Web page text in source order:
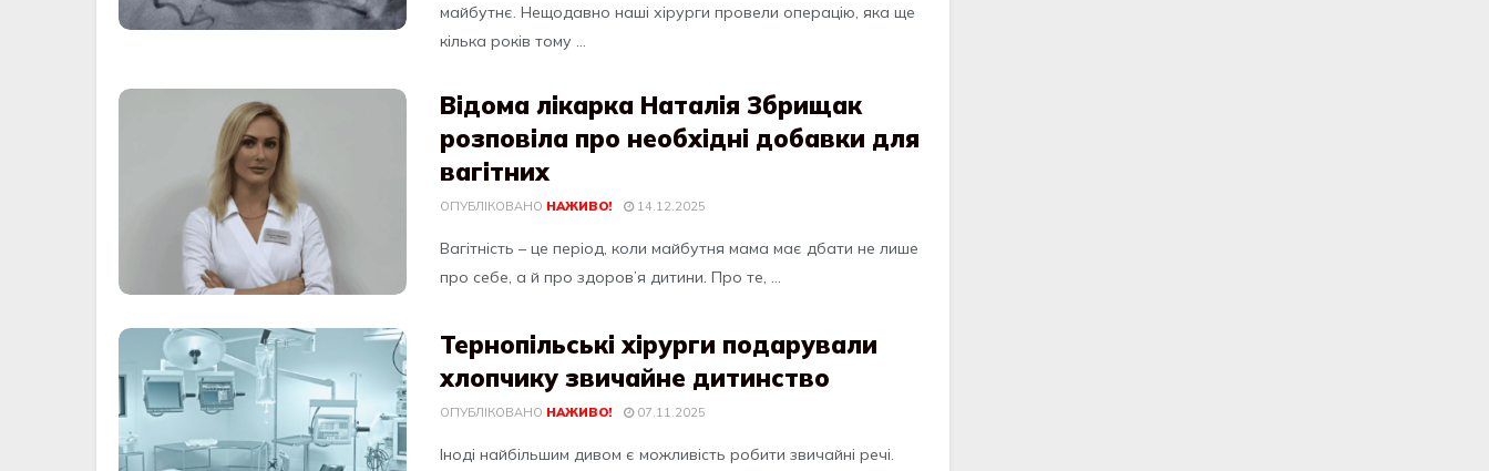
майбутнє. Нещодавно наші хірурги провели операцію, яка ще
кілька років тому ...
Відома лікарка Наталія Збрищак
розповіла про необхідні добавки для
вагітних
ОПУБЛІКОВАНО НАЖИВО! 14.12.2025
Вагітність – це період, коли майбутня мама має дбати не лише
про себе, а й про здоров’я дитини. Про те, ...
Тернопільські хірурги подарували
хлопчику звичайне дитинство
ОПУБЛІКОВАНО НАЖИВО! 07.11.2025
Іноді найбільшим дивом є можливість робити звичайні речі.